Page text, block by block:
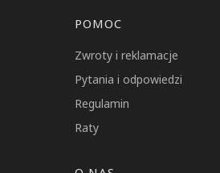
Linki w stopce
POMOC
Zwroty i reklamacje
Pytania i odpowiedzi
Regulamin
Raty